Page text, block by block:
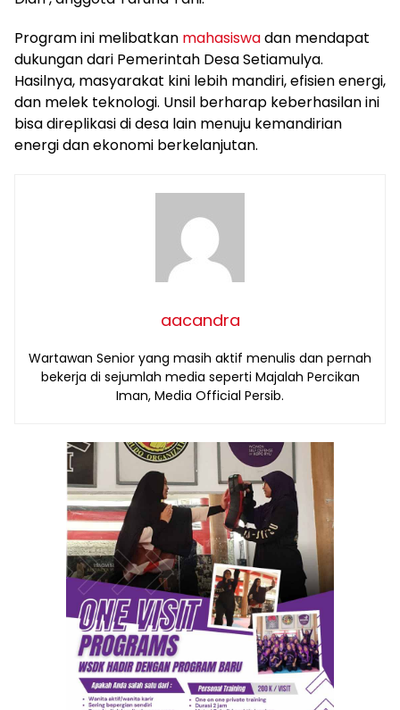
Program ini melibatkan mahasiswadan mendapat
dukungan dari Pemerintah Desa Setiamulya.
Hasilnya, masyarakat kini lebih mandiri, efisien energi,
dan melek teknologi. Unsil berharap keberhasilan ini
bisa direplikasi di desa lain menuju kemandirian
energi dan ekonomi berkelanjutan.
aacandra
Wartawan Senior yang masih aktif menulis dan pernah
bekerja di sejumlah media seperti Majalah Percikan
Iman, Media Official Persib.